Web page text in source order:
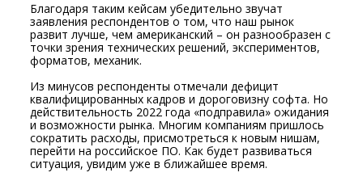
Благодаря таким кейсам убедительно звучат
заявления респондентов о том, что наш рынок
развит лучше, чем американский – он разнообразен с
точки зрения технических решений, экспериментов,
форматов, механик.
Из минусов респонденты отмечали дефицит
квалифицированных кадров и дороговизну софта. Но
действительность 2022 года «подправила» ожидания
и возможности рынка. Многим компаниям пришлось
сократить расходы, присмотреться к новым нишам,
перейти на российское ПО. Как будет развиваться
ситуация, увидим уже в ближайшее время.